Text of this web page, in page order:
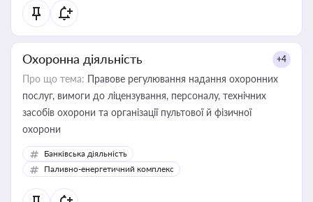
Охоронна діяльність +4
Про що тема: Правове регулювання надання охоронних
послуг, вимоги до ліцензування, персоналу, технічних
засобів охорони та організації пультової й фізичної
охорони
Банківська діяльність
Паливно-енергетичний комплекс